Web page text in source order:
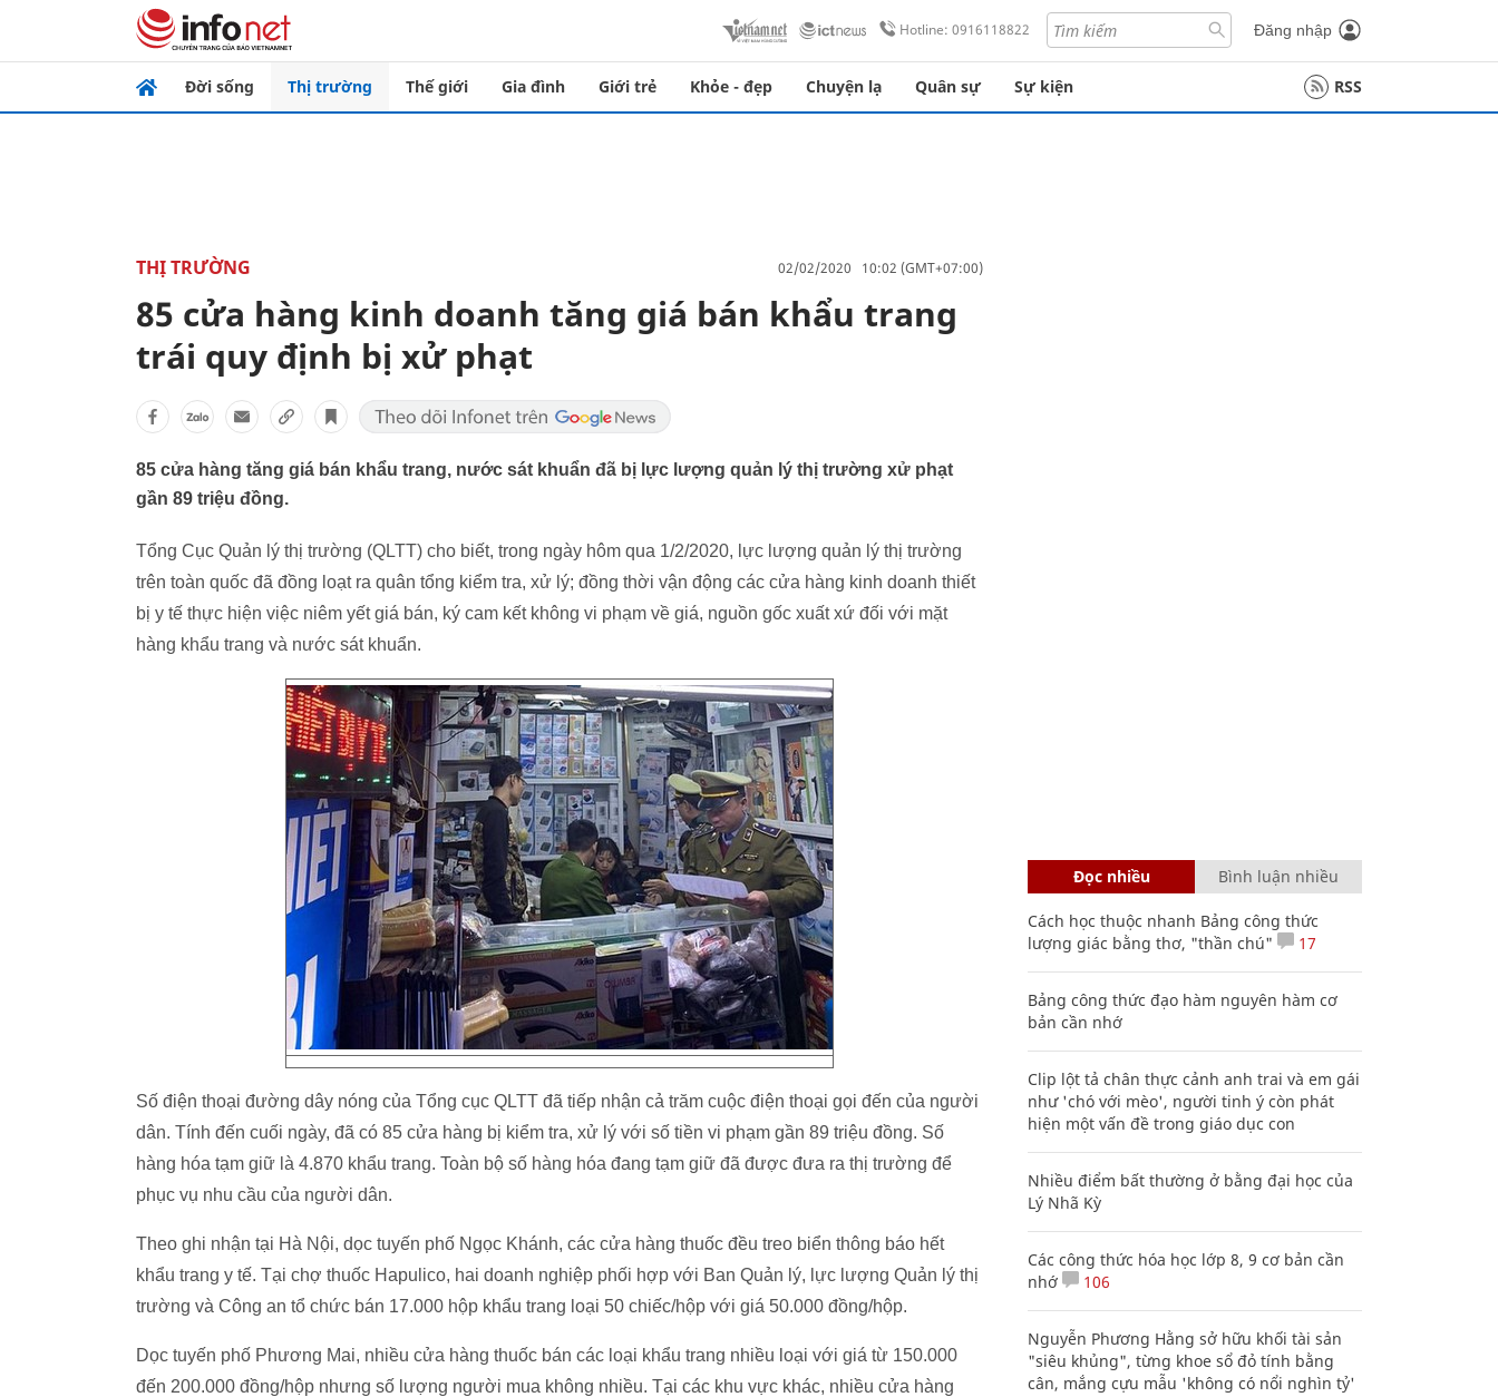
Hotline: 0916118822 Đăng nhập
Đời sống Thị trường Thế giới Gia đình Giới trẻ Khỏe - đẹp Chuyện lạ Quân sự Sự kiện RSS
THỊ TRƯỜNG 02/02/2020 10:02 (GMT+07:00)
85 cửa hàng kinh doanh tăng giá bán khẩu trang
trái quy định bị xử phạt
85 cửa hàng tăng giá bán khẩu trang, nước sát khuẩn đã bị lực lượng quản lý thị trường xử phạt
gần 89 triệu đồng.
Tổng Cục Quản lý thị trường (QLTT) cho biết, trong ngày hôm qua 1/2/2020, lực lượng quản lý thị trường
trên toàn quốc đã đồng loạt ra quân tổng kiểm tra, xử lý; đồng thời vận động các cửa hàng kinh doanh thiết
bị y tế thực hiện việc niêm yết giá bán, ký cam kết không vi phạm về giá, nguồn gốc xuất xứ đối với mặt
hàng khẩu trang và nước sát khuẩn.
Số điện thoại đường dây nóng của Tổng cục QLTT đã tiếp nhận cả trăm cuộc điện thoại gọi đến của người
dân. Tính đến cuối ngày, đã có 85 cửa hàng bị kiểm tra, xử lý với số tiền vi phạm gần 89 triệu đồng. Số
hàng hóa tạm giữ là 4.870 khẩu trang. Toàn bộ số hàng hóa đang tạm giữ đã được đưa ra thị trường để
phục vụ nhu cầu của người dân.
Theo ghi nhận tại Hà Nội, dọc tuyến phố Ngọc Khánh, các cửa hàng thuốc đều treo biển thông báo hết
khẩu trang y tế. Tại chợ thuốc Hapulico, hai doanh nghiệp phối hợp với Ban Quản lý, lực lượng Quản lý thị
trường và Công an tổ chức bán 17.000 hộp khẩu trang loại 50 chiếc/hộp với giá 50.000 đồng/hộp.
Dọc tuyến phố Phương Mai, nhiều cửa hàng thuốc bán các loại khẩu trang nhiều loại với giá từ 150.000
đến 200.000 đồng/hộp nhưng số lượng người mua không nhiều. Tại các khu vực khác, nhiều cửa hàng
Đọc nhiều Bình luận nhiều
Cách học thuộc nhanh Bảng công thức
lượng giác bằng thơ, "thần chú"
17
Bảng công thức đạo hàm nguyên hàm cơ
bản cần nhớ
Clip lột tả chân thực cảnh anh trai và em gái
như 'chó với mèo', người tinh ý còn phát
hiện một vấn đề trong giáo dục con
Nhiều điểm bất thường ở bằng đại học của
Lý Nhã Kỳ
Các công thức hóa học lớp 8, 9 cơ bản cần
nhớ
106
Nguyễn Phương Hằng sở hữu khối tài sản
"siêu khủng", từng khoe sổ đỏ tính bằng
cân, mắng cựu mẫu 'không có nổi nghìn tỷ'